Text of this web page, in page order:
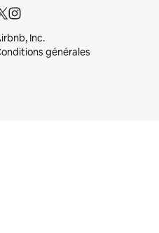
Inc.
générales